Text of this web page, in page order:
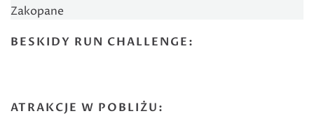
Zakopane
BESKIDY RUN CHALLENGE:
ATRAKCJE W POBLIŻU: